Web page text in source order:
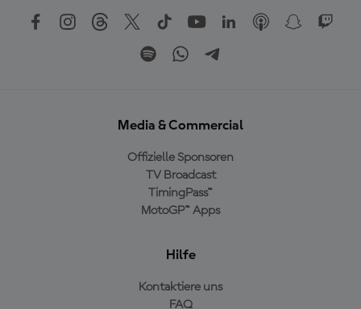
Media & Commercial
Offizielle Sponsoren
TV Broadcast
TimingPass™
MotoGP™ Apps
Hilfe
Kontaktiere uns
FAQ